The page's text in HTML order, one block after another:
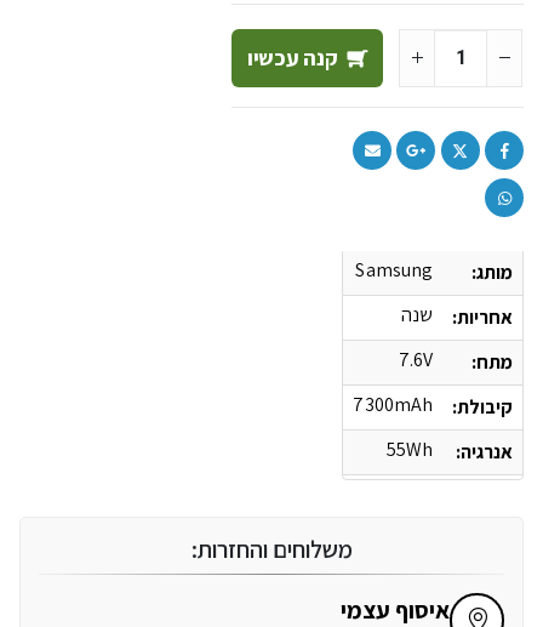
קנה עכשיו
מותג:
Samsung
אחריות:
שנה
מתח:
7.6V
קיבולת:
7300mAh
אנרגיה:
55Wh
משלוחים והחזרות:
איסוף עצמי